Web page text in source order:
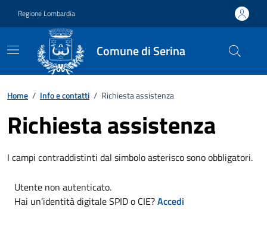
Regione Lombardia
Comune di Serina
Home / Info e contatti / Richiesta assistenza
Richiesta assistenza
I campi contraddistinti dal simbolo asterisco sono obbligatori.
Utente non autenticato.
Hai un’identità digitale SPID o CIE?Accedi